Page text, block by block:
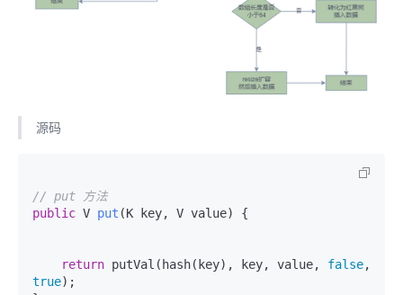
源码
// put 方法
public V put (K key, V value) {
return putVal(hash(key), key, value, false
true);